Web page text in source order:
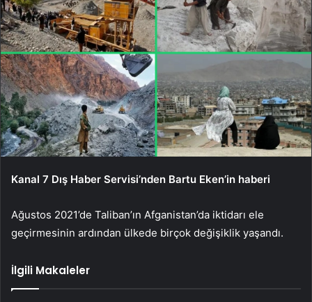
Kanal 7 Dış Haber Servisi’nden Bartu Eken’in haberi
Ağustos 2021’de Taliban’ın Afganistan’da iktidarı ele
geçirmesinin ardından ülkede birçok değişiklik yaşandı.
İlgili Makaleler